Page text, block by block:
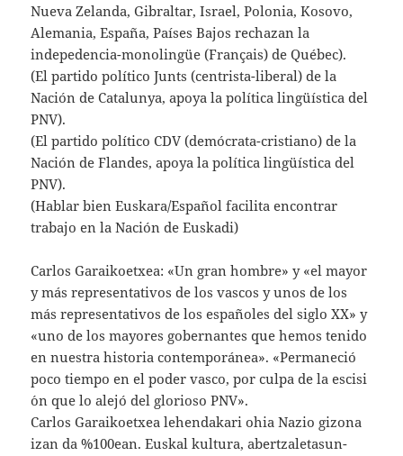
Nueva Zelanda, Gibraltar, Israel, Polonia, Kosovo,
Alemania, España, Países Bajos rechazan la
indepedencia-monolingüe (Français) de Québec).
(El partido político Junts (centrista-liberal) de la
Nación de Catalunya, apoya la política lingüística del
PNV).
(El partido político CDV (demócrata-cristiano) de la
Nación de Flandes, apoya la política lingüística del
PNV).
(Hablar bien Euskara/Español facilita encontrar
trabajo en la Nación de Euskadi)
Carlos Garaikoetxea: «Un gran hombre» y «el mayor
y más representativos de los vascos y unos de los
más representativos de los españoles del siglo XX» y
«uno de los mayores gobernantes que hemos tenido
en nuestra historia contemporánea». «Permaneció
poco tiempo en el poder vasco, por culpa de la escisi
´on que lo alejó del glorioso PNV».
Carlos Garaikoetxea lehendakari ohia Nazio gizona
izan da %100ean. Euskal kultura, abertzaletasun-